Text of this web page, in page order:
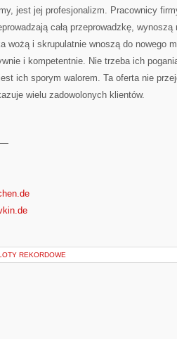
jest jej profesjonalizm. Pracownicy
całą przeprowadzkę,
wożą i skrupulatnie wnoszą do nowego
i kompetentnie. Nie trzeba ich
ich sporym walorem. Ta oferta nie
wielu zadowolonych klientów.
REKORDOWE